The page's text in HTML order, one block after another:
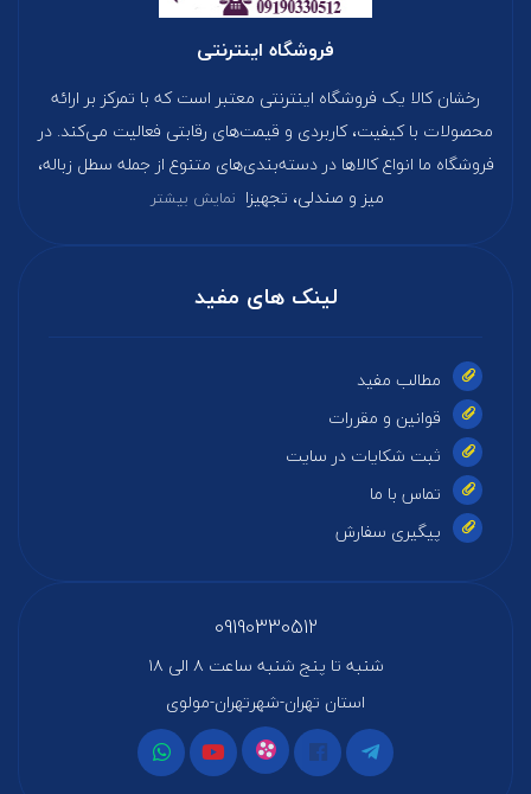
فروشگاه اینترنتی
رخشان کالا یک فروشگاه اینترنتی معتبر است که با تمرکز بر ارائه
محصولات با کیفیت، کاربردی و قیمت‌های رقابتی فعالیت می‌کند. در
فروشگاه ما انواع کالاها در دسته‌بندی‌های متنوع از جمله سطل زباله،
میز و صندلی، تجهیزا نمایش بیشتر
لینک های مفید
مطالب مفید
قوانین و مقررات
ثبت شکایات در سایت
تماس با ما
پیگیری سفارش
09190330512
شنبه تا پنج شنبه ساعت ۸ الی ۱۸
استان تهران-شهرتهران-مولوی